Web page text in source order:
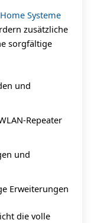
Systeme
zusätzliche
sorgfältige
und
Repeater
und
Erweiterungen
die volle